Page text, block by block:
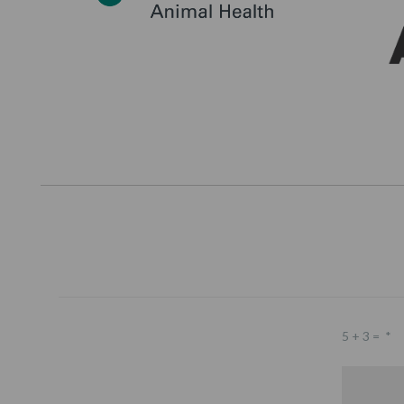
5 + 3 = *